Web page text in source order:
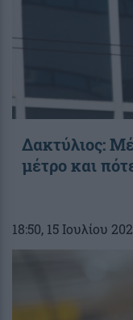
Δακτύλιος:
μέτρο και
18:50, 15 Ιουλίου